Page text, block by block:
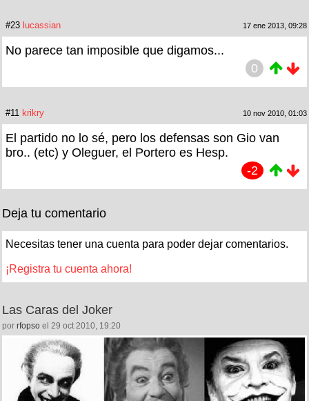
#23 lucassian 17 ene 2013, 09:28
No parece tan imposible que digamos...
0
#11 krikry 10 nov 2010, 01:03
El partido no lo sé, pero los defensas son Gio van
bro.. (etc) y Oleguer, el Portero es Hesp.
-2
Deja tu comentario
Necesitas tener una cuenta para poder dejar comentarios.
¡Registra tu cuenta ahora!
Las Caras del Joker
por rfopso el 29 oct 2010, 19:20